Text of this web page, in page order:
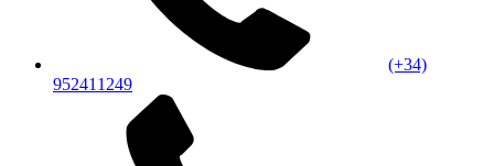
(+34)
952411249